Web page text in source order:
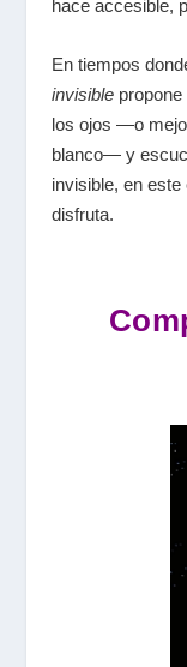
hace accesible,
En tiempos
invisible
los ojos —o
blanco— y
invisible, en
disfruta.